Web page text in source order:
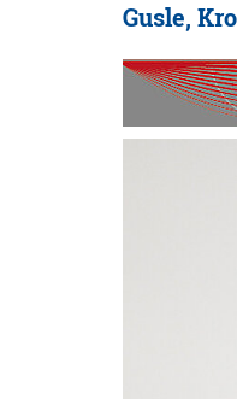
Gusle,